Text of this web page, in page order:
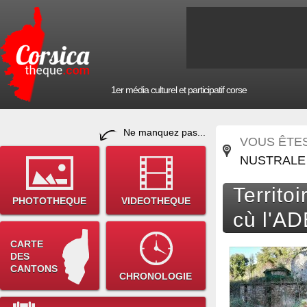
1er média culturel et participatif corse
Ne manquez pas...
PHOTOTHEQUE VIDEOTHEQUE
CARTE
DES
CANTONS
CHRONOLOGIE
VOUS
cù